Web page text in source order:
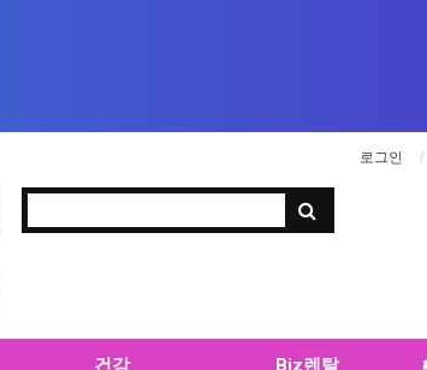
로그인
건강 Biz렌탈